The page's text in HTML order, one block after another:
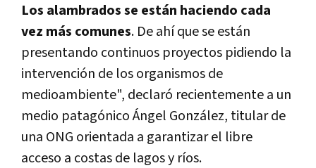
Los alambrados se están haciendo cada
vez más comunes. De ahí que se están
presentando continuos proyectos pidiendo la
intervención de los organismos de
medioambiente", declaró recientemente a un
medio patagónico Ángel González, titular de
una ONG orientada a garantizar el libre
acceso a costas de lagos y ríos.